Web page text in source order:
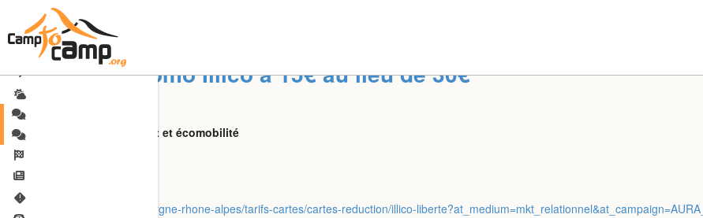
TER AURA Promo Illico à 15€ au lieu de 30€
Multiactivité
Montagne, environnement et écomobilité
jusqu’au 31/05
https://www.ter.sncf.com/auvergne-rhone-alpes/tarifs-cartes/cartes-reduction/illico-